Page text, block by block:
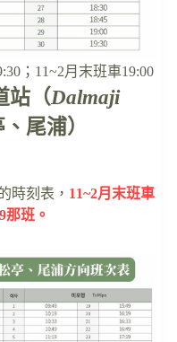
；11~2月末班車19:00
站（Dalmaji
尾浦）
時刻表， 11~2月末班車
那班。